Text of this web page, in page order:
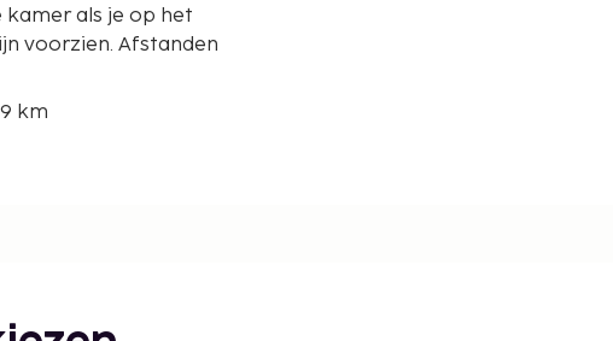
kamer als je op het
voorzien. Afstanden
km